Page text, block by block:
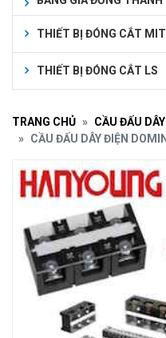
THIẾT BỊ ĐÓNG CẮT
THIẾT BỊ ĐÓNG CẮT LS
TRANG CHỦ
CẦU ĐẤU
CẦU ĐẤU DÂY ĐIỆN